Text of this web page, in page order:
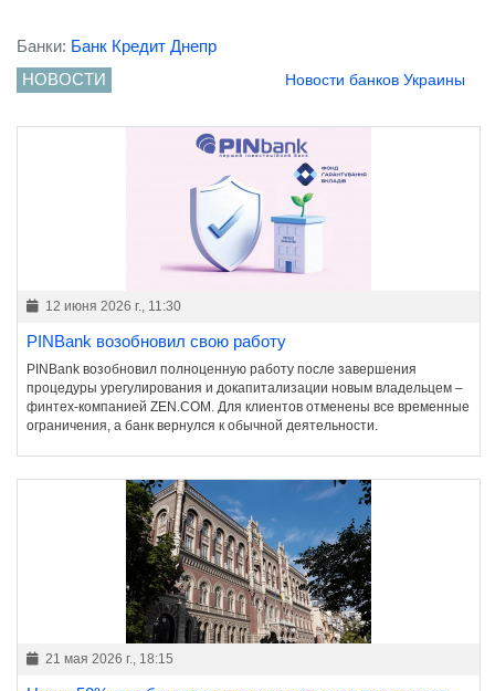
Банки: Банк Кредит Днепр
НОВОСТИ
Новости банков Украины
12 июня 2026 г., 11:30
PINBank возобновил свою работу
PINBank возобновил полноценную работу после завершения
процедуры урегулирования и докапитализации новым владельцем –
финтех-компанией ZEN.COM. Для клиентов отменены все временные
ограничения, а банк вернулся к обычной деятельности.
21 мая 2026 г., 18:15